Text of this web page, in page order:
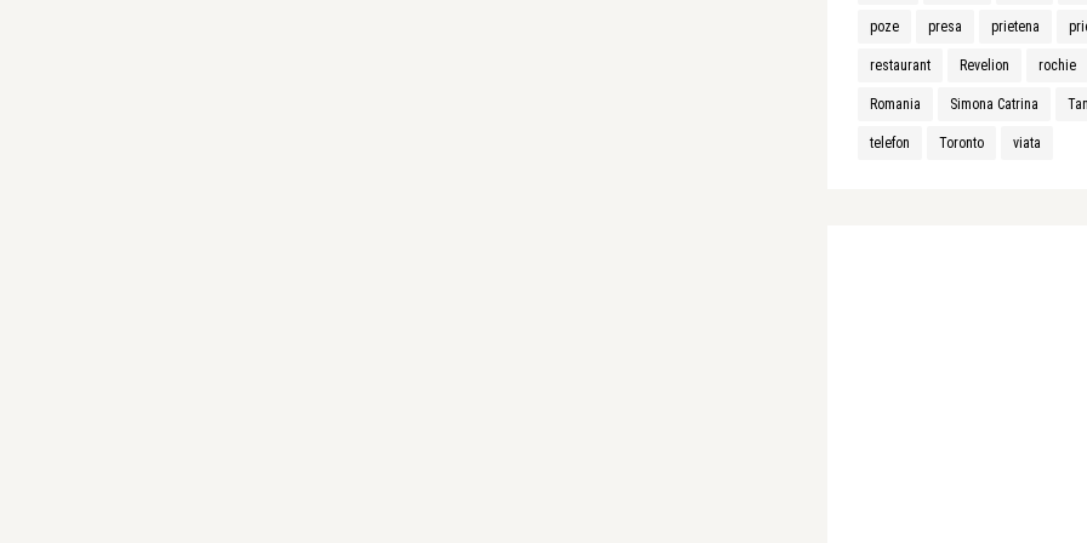
poze presa prietena
restaurant Revelion rochie
Romania Simona Catrina
telefon Toronto viata